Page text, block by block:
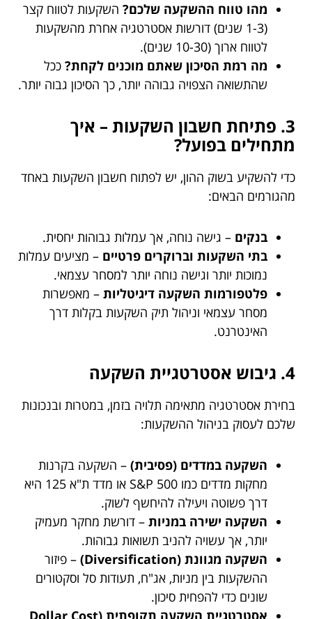
מהו טווח ההשקעה שלכם? השקעות לטווח קצר
(1-3 שנים) דורשות אסטרטגיה אחרת מהשקעות
לטווח ארוך (10-30 שנים).
מה רמת הסיכון שאתם מוכנים לקחת? ככל
שהתשואה הצפויה גבוהה יותר, כך הסיכון גבוה יותר.
3. פתיחת חשבון השקעות – איך
מתחילים בפועל?
כדי להשקיע בשוק ההון, יש לפתוח חשבון השקעות באחד
מהגורמים הבאים:
בנקים – גישה נוחה, אך עמלות גבוהות יחסית.
בתי השקעות וברוקרים פרטיים – מציעים עמלות
נמוכות יותר וגישה נוחה יותר למסחר עצמאי.
פלטפורמות השקעה דיגיטליות – מאפשרות
מסחר עצמאי וניהול תיק השקעות בקלות דרך
האינטרנט.
4. גיבוש אסטרטגיית השקעה
בחירת אסטרטגיה מתאימה תלויה בזמן, במטרות ובנכונות
שלכם לעסוק בניהול ההשקעות:
השקעה במדדים (פסיבית) – השקעה בקרנות
מחקות מדדים כמו S&P 500 או מדד ת"א 125 היא
דרך פשוטה ויעילה להיחשף לשוק.
השקעה ישירה במניות – דורשת מחקר מעמיק
יותר, אך עשויה להניב תשואות גבוהות.
השקעה מגוונת (Diversification)
– פיזור
ההשקעות בין מניות, אג"ח, תעודות סל וסקטורים
שונים כדי להפחית סיכון.
אסטרטגיית השקעה תקופתית (Dollar Cost